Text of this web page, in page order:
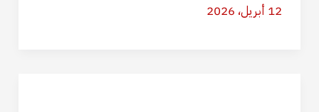
12 أبريل، 2026